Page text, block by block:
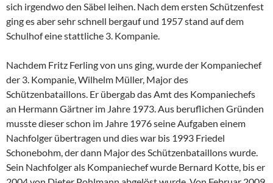
sich irgendwo den Säbel leihen. Nach dem ersten Schützenfest
ging es aber sehr schnell bergauf und 1957 stand auf dem
Schulhof eine stattliche 3. Kompanie.
Nachdem Fritz Ferling von uns ging, wurde der Kompaniechef
der 3. Kompanie, Wilhelm Müller, Major des
Schützenbataillons. Er übergab das Amt des Kompaniechefs
an Hermann Gärtner im Jahre 1973. Aus beruflichen Gründen
musste dieser schon im Jahre 1976 seine Aufgaben einem
Nachfolger übertragen und dies war bis 1993 Friedel
Schonebohm, der dann Major des Schützenbataillons wurde.
Sein Nachfolger als Kompaniechef wurde Bernard Kotte, bis er